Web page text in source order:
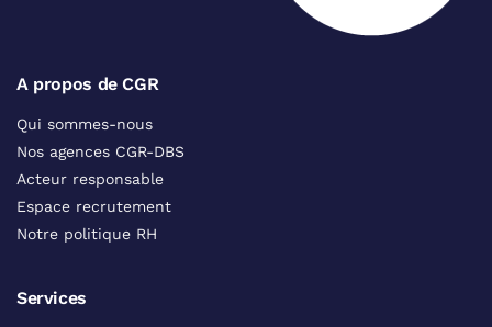
A propos de CGR
Qui sommes-nous
Nos agences CGR-DBS
Acteur responsable
Espace recrutement
Notre politique RH
Services